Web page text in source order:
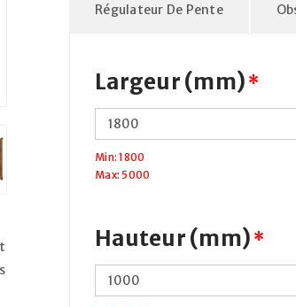
Régulateur De Pente
Largeur (mm) *
Min: 1800
Max: 5000
Hauteur (mm) *